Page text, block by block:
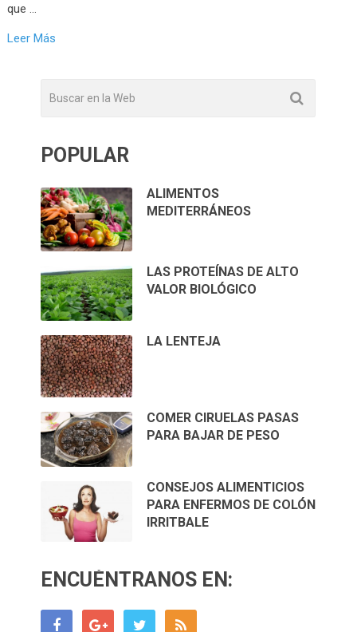
que …
Leer Más
POPULAR
ALIMENTOS
MEDITERRÁNEOS
LAS PROTEÍNAS DE ALTO
VALOR BIOLÓGICO
LA LENTEJA
COMER CIRUELAS PASAS
PARA BAJAR DE PESO
CONSEJOS ALIMENTICIOS
PARA ENFERMOS DE COLÓN
IRRITBALE
ENCUÉNTRANOS EN: